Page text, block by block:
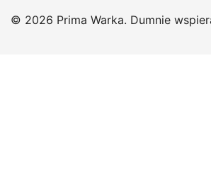
© 2026 Prima Warka. Dumnie